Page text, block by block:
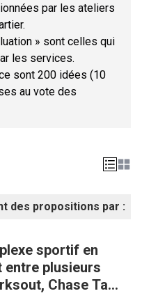
par les ateliers
» sont celles qui
les services.
sont 200 idées (10
au vote des
des propositions par :
sportif en
entre plusieurs
Chase Tag,